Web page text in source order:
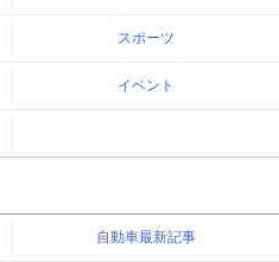
スポーツ
イベント
自動車最新記事